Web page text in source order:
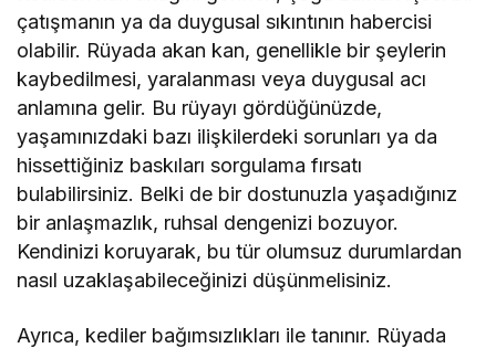
çatışmanın ya da duygusal sıkıntının habercisi
olabilir. Rüyada akan kan, genellikle bir şeylerin
kaybedilmesi, yaralanması veya duygusal acı
anlamına gelir. Bu rüyayı gördüğünüzde,
yaşamınızdaki bazı ilişkilerdeki sorunları ya da
hissettiğiniz baskıları sorgulama fırsatı
bulabilirsiniz. Belki de bir dostunuzla yaşadığınız
bir anlaşmazlık, ruhsal dengenizi bozuyor.
Kendinizi koruyarak, bu tür olumsuz durumlardan
nasıl uzaklaşabileceğinizi düşünmelisiniz.
Ayrıca, kediler bağımsızlıkları ile tanınır. Rüyada